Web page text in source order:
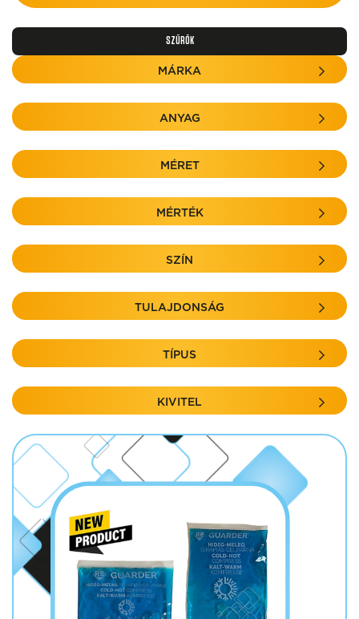
SZŰRŐK
MÁRKA
ANYAG
MÉRET
MÉRTÉK
SZÍN
TULAJDONSÁG
TÍPUS
KIVITEL